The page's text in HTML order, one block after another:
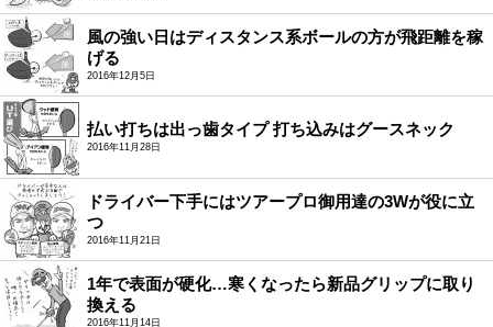
風の強い日はディスタンス系ボールの方が飛距離を稼
げる
2016年12月5日
払い打ちは出っ歯タイプ 打ち込みはグースネック
2016年11月28日
ドライバー下手にはツアープロ御用達の3Wが役に立
つ
2016年11月21日
1年で表面が硬化…寒くなったら新品グリップに取り
換える
2016年11月14日